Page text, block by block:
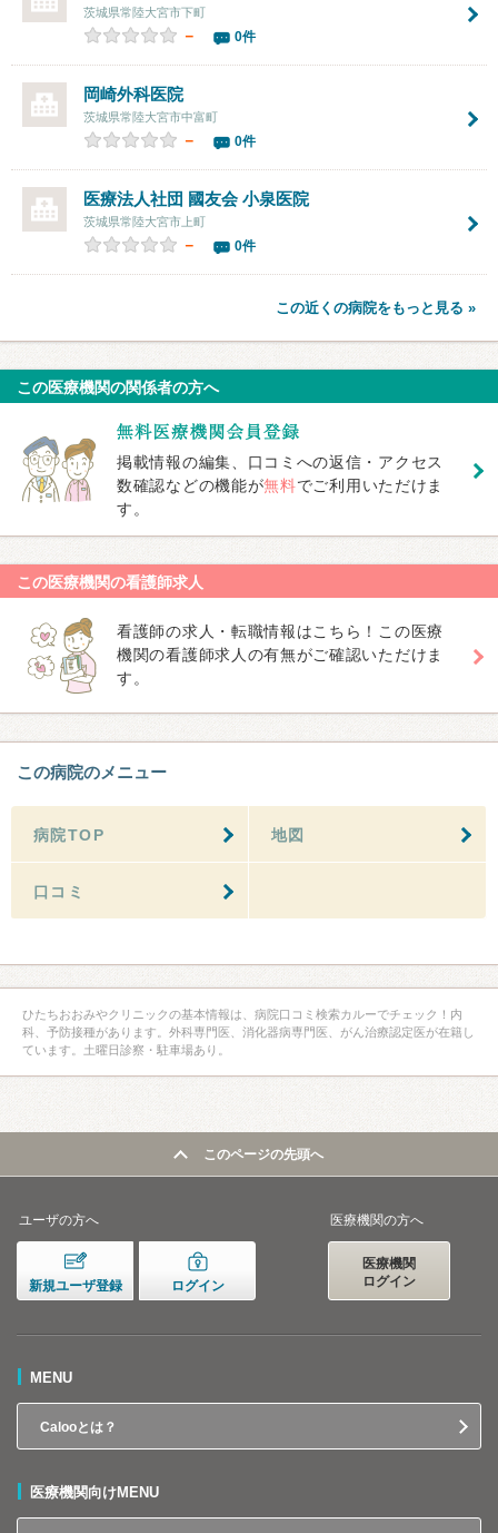
茨城県常陸大宮市下町
－ 0件
岡崎外科医院
茨城県常陸大宮市中富町
－ 0件
医療法人社団 國友会 小泉医院
茨城県常陸大宮市上町
－ 0件
この近くの病院をもっと見る »
この医療機関の関係者の方へ
掲載情報の編集、口コミへの返信・アクセス
数確認などの機能が無料でご利用いただけま
す。
この医療機関の看護師求人
看護師の求人・転職情報はこちら！この医療
機関の看護師求人の有無がご確認いただけま
す。
この病院のメニュー
病院TOP 地図
口コミ
ひたちおおみやクリニックの基本情報は、病院口コミ検索カルーでチェック！内
科、予防接種があります。外科専門医、消化器病専門医、がん治療認定医が在籍し
ています。土曜日診察・駐車場あり。
このページの先頭へ
ユーザの方へ
新規ユーザ登録 ログイン
医療機関の方へ
医療機関
ログイン
MENU
Calooとは？
医療機関向けMENU